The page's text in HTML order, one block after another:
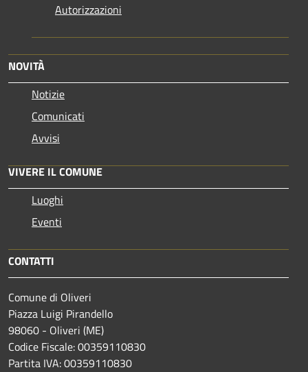
Autorizzazioni
NOVITÀ
Notizie
Comunicati
Avvisi
VIVERE IL COMUNE
Luoghi
Eventi
CONTATTI
Comune di Oliveri
Piazza Luigi Pirandello
98060 - Oliveri (ME)
Codice Fiscale: 00359110830
Partita IVA: 00359110830